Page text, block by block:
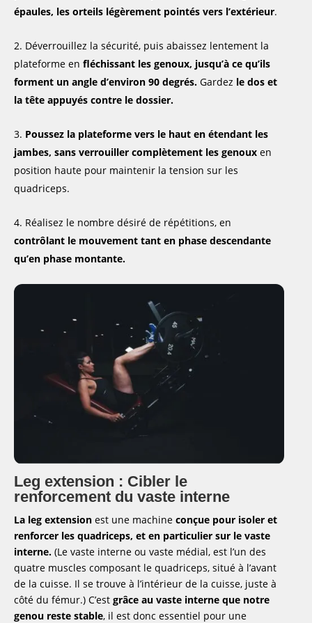
épaules, les orteils légèrement pointés vers l’extérieur.
Déverrouillez la sécurité, puis abaissez lentement la
plateforme en fléchissant les genoux, jusqu’à ce qu’ils
forment un angle d’environ 90 degrés. Gardez le dos et
la tête appuyés contre le dossier.
Poussez la plateforme vers le haut en étendant les
jambes, sans verrouiller complètement les genoux en
position haute pour maintenir la tension sur les
quadriceps.
Réalisez le nombre désiré de répétitions, en
contrôlant le mouvement tant en phase descendante
qu’en phase montante.
Leg extension : Cibler le
renforcement du vaste interne
La leg extension est une machine conçue pour isoler et
renforcer les quadriceps, et en particulier sur le vaste
interne. (Le vaste interne ou vaste médial, est l’un des
quatre muscles composant le quadriceps, situé à l’avant
de la cuisse. Il se trouve à l’intérieur de la cuisse, juste à
côté du fémur.) C’est grâce au vaste interne que notre
genou reste stable, il est donc essentiel pour une